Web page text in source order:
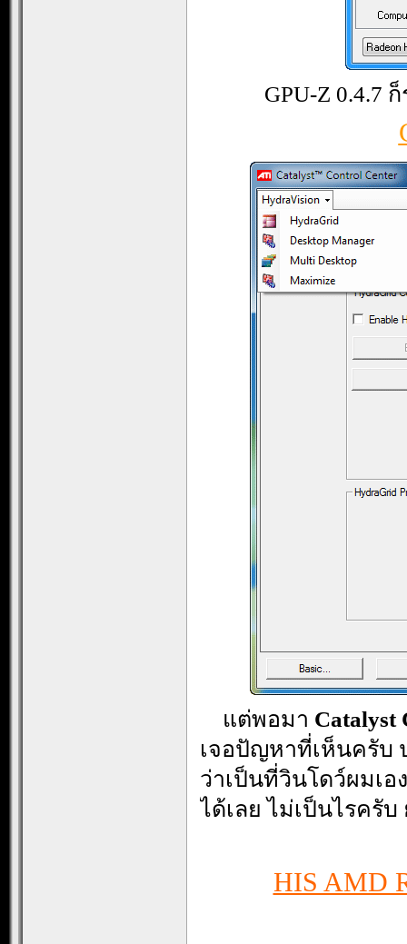
GPU-Z 0.4.7
แต่พอมา Catalyst
เจอปัญหาที่เห็นครับ
ว่าเป็นที่วินโดว์ผมเอ
ได้เลย ไม่เป็นไรครั
HIS AMD